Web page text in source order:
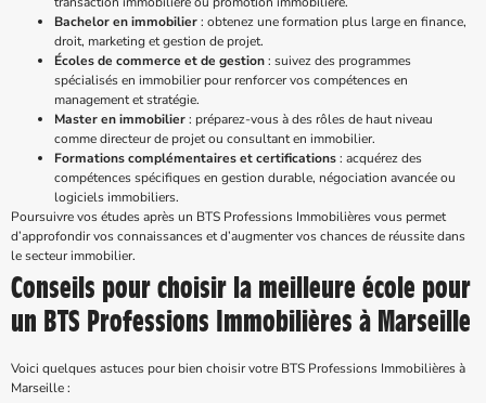
Bachelor en immobilier: obtenez une formation plus large en finance,
droit, marketing et gestion de projet.
Écoles de commerce et de gestion: suivez des programmes
spécialisés en immobilier pour renforcer vos compétences en
management et stratégie.
Master en immobilier: préparez-vous à des rôles de haut niveau
comme directeur de projet ou consultant en immobilier.
Formations complémentaires et certifications: acquérez des
compétences spécifiques en gestion durable, négociation avancée ou
logiciels immobiliers.
Poursuivre vos études après un BTS Professions Immobilières vous permet
d’approfondir vos connaissances et d’augmenter vos chances de réussite dans
le secteur immobilier.
Conseils pour choisir la meilleure école pour
un BTS Professions Immobilières à Marseille
Voici quelques astuces pour bien choisir votre BTS Professions Immobilières à
Marseille :